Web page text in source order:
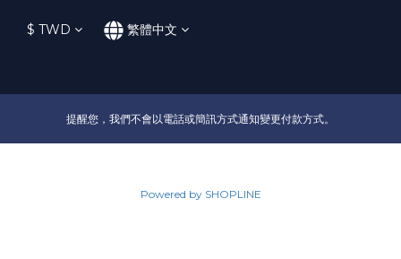
$ TWD 繁體中文
提醒您，我們不會以電話或簡訊方式通知變更付款方式。
Powered by SHOPLINE